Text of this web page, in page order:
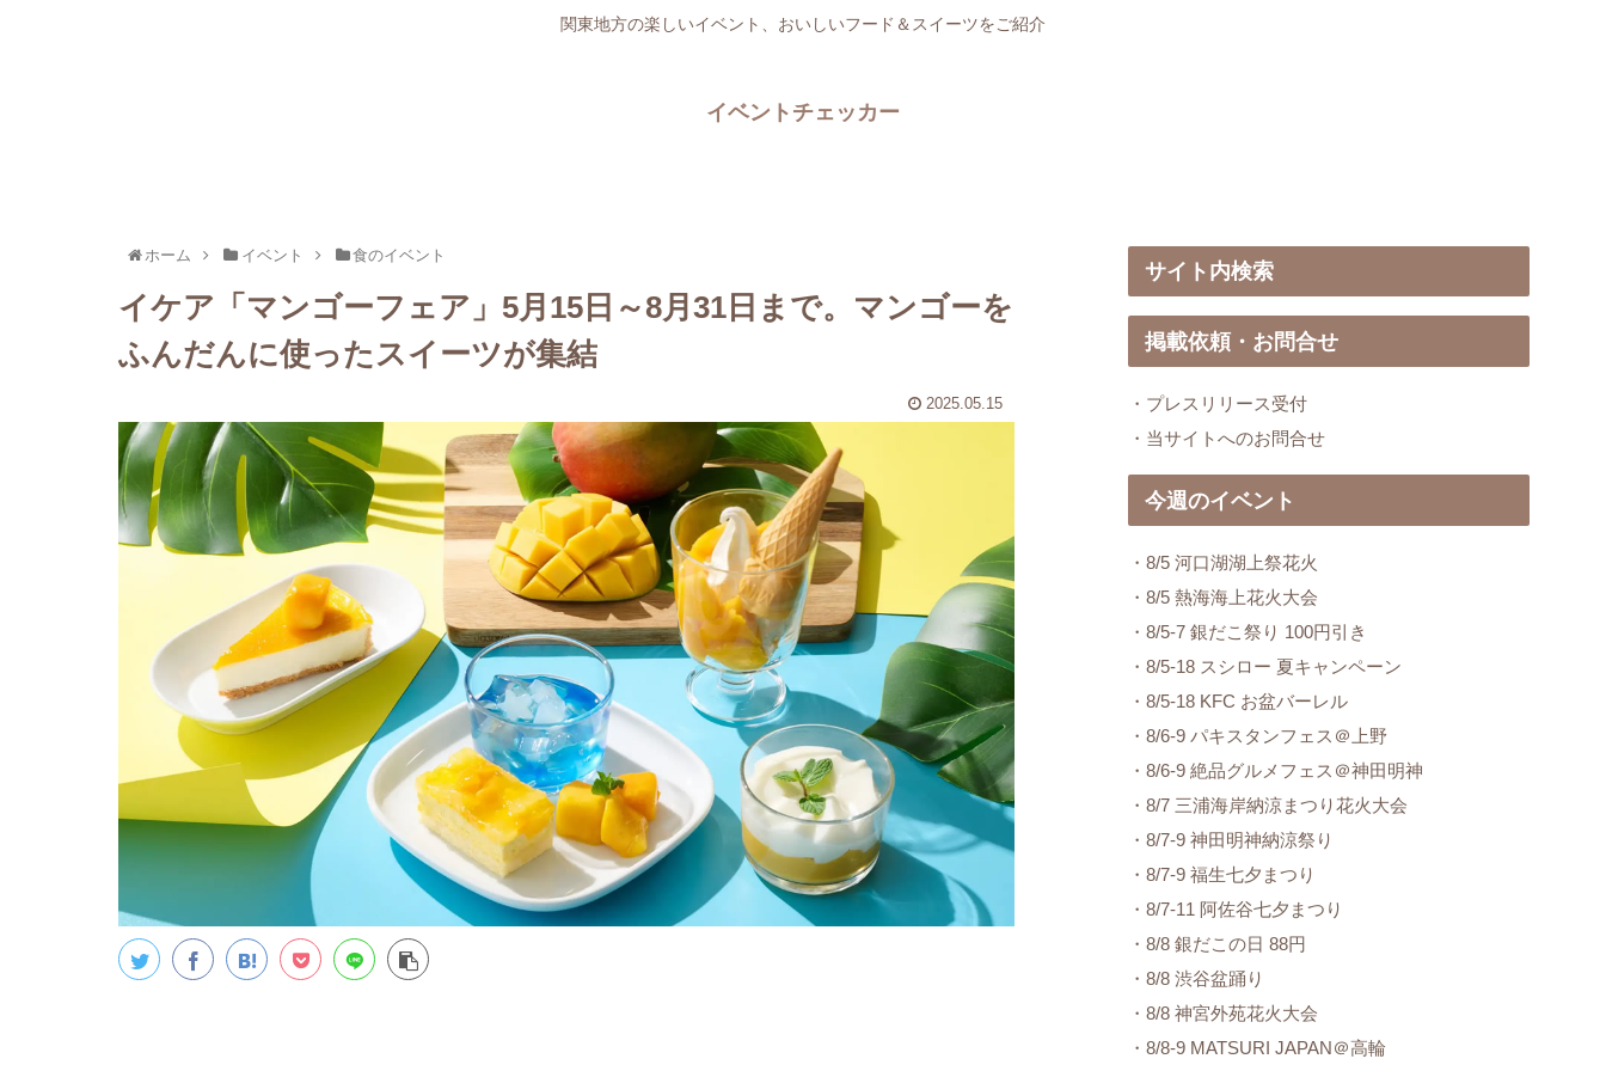
関東地方の楽しいイベント、おいしいフード＆スイーツをご紹介
イベントチェッカー
ホーム イベント 食のイベント
イケア「マンゴーフェア」5月15日～8月31日まで。マンゴーを
ふんだんに使ったスイーツが集結
2025.05.15
サイト内検索
掲載依頼・お問合せ
・プレスリリース受付
・当サイトへのお問合せ
今週のイベント
・8/5 河口湖湖上祭花火
・8/5 熱海海上花火大会
・8/5-7 銀だこ祭り 100円引き
・8/5-18 スシロー 夏キャンペーン
・8/5-18 KFC お盆バーレル
・8/6-9 パキスタンフェス＠上野
・8/6-9 絶品グルメフェス＠神田明神
・8/7 三浦海岸納涼まつり花火大会
・8/7-9 神田明神納涼祭り
・8/7-9 福生七夕まつり
・8/7-11 阿佐谷七夕まつり
・8/8 銀だこの日 88円
・8/8 渋谷盆踊り
・8/8 神宮外苑花火大会
・8/8-9 MATSURI JAPAN＠高輪